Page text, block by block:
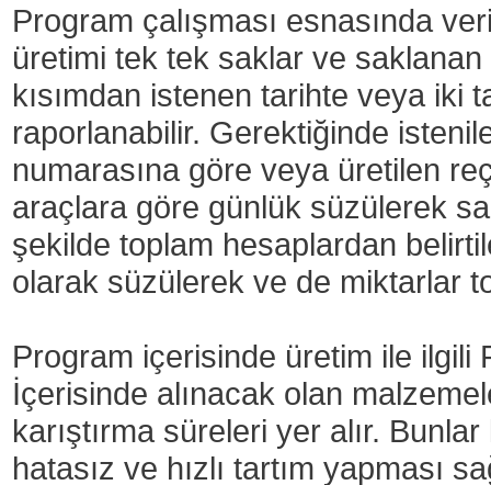
Program çalışması esnasında
üretimi tek tek saklar ve
kısımdan istenen tarihte veya iki
raporlanabilir. Gerektiğinde
numarasına göre veya üretilen
araçlara göre günlük süzülerek
şekilde toplam hesaplardan
olarak süzülerek ve de miktarlar
Program içerisinde üretim ile ilgili
İçerisinde alınacak olan
karıştırma süreleri yer alır.
hatasız ve hızlı tartım yapması